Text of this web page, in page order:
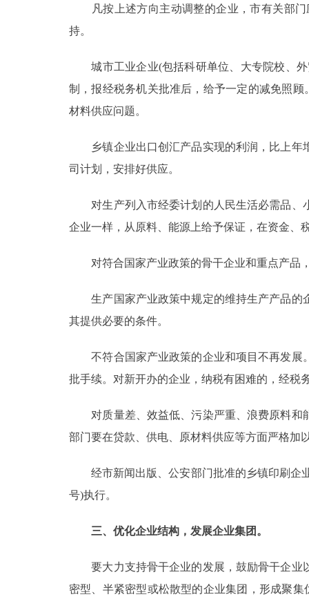
绿色北京
多语种
ENGLISH
ESPAÑOL
凡按上述方向主动调整的企业，市有关部门
持。
城市工业企业(包括科研单位、大专院校、外
制，报经税务机关批准后，给予一定的减免照
材料供应问题。
乡镇企业出口创汇产品实现的利润，比上年
司计划，安排好供应。
对生产列入市经委计划的人民生活必需品、
企业一样，从原料、能源上给予保证，在资金、
对符合国家产业政策的骨干企业和重点产品，
生产国家产业政策中规定的维持生产产品的
其提供必要的条件。
不符合国家产业政策的企业和项目不再发展
批手续。对新开办的企业，纳税有困难的，经税
对质量差、效益低、污染严重、浪费原料和
部门要在贷款、供电、原材料供应等方面严格加
经市新闻出版、公安部门批准的乡镇印刷企业
号)执行。
三、优化企业结构，发展企业集团。
要大力支持骨干企业的发展，鼓励骨干企业
密型、半紧密型或松散型的企业集团，形成聚